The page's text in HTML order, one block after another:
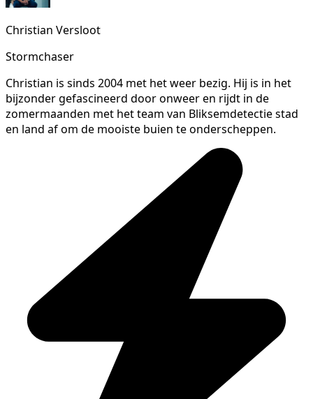
Christian Versloot
Stormchaser
Christian is sinds 2004 met het weer bezig. Hij is in het
bijzonder gefascineerd door onweer en rijdt in de
zomermaanden met het team van Bliksemdetectie stad
en land af om de mooiste buien te onderscheppen.